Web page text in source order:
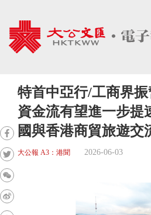
特首中亞行/工商界
資金流有望進一步提
國與香港商貿旅遊交
大公報 A3：港聞 2026-06-03